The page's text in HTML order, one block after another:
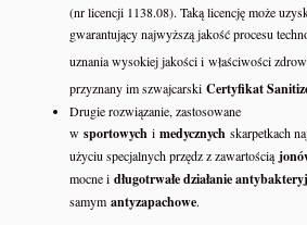
(nr licencji 1138.08). Taką licencję może
gwarantujący najwyższą jakość procesu
uznania wysokiej jakości i właściwości
przyznany im szwajcarski Certyfikat
Drugie rozwiązanie, zastosowane
w sportowych i medycznych skarpetkach
użyciu specjalnych przędz z zawartością
mocne i długotrwałe działanie
samym antyzapachowe.